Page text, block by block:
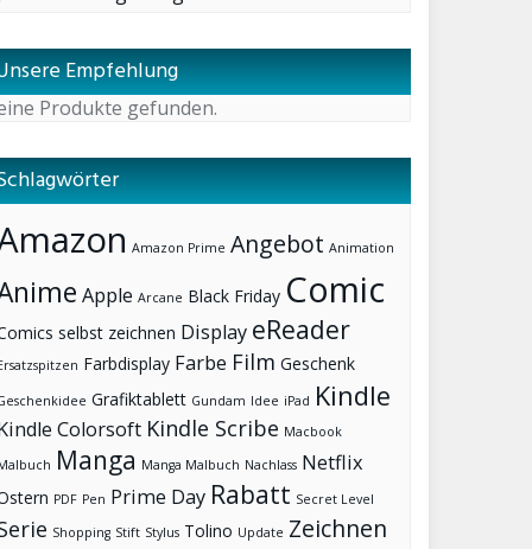
Empfehlung
Produkte gefunden.
Amazon Prime Angebot Animation
Apple Arcane Black Friday Comic
selbst zeichnen Display eReader
Farbdisplay Farbe Film Geschenk
Grafiktablett Gundam Idee iPad Kindle
Colorsoft Kindle Scribe Macbook
Manga Manga Malbuch Nachlass Netflix
PDF Pen Prime Day Rabatt Secret Level
Shopping Stift Stylus Tolino Update Zeichnen